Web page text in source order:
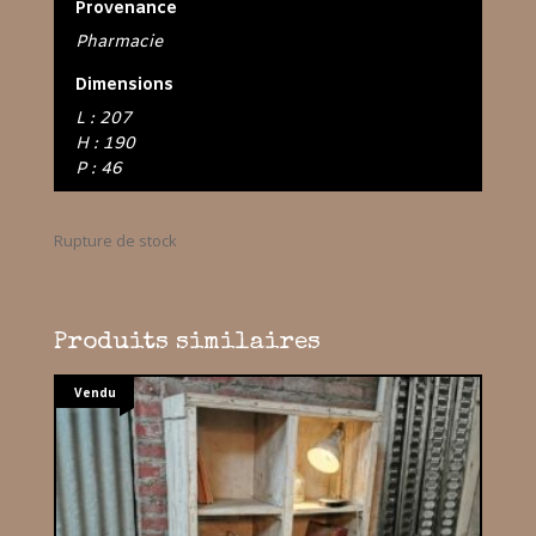
Provenance
Pharmacie
Dimensions
L : 207
H : 190
P : 46
Rupture de stock
Produits similaires
Vendu